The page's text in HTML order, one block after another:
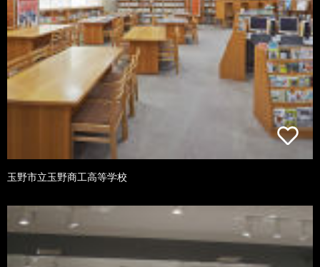
玉野市立玉野商工高等学校